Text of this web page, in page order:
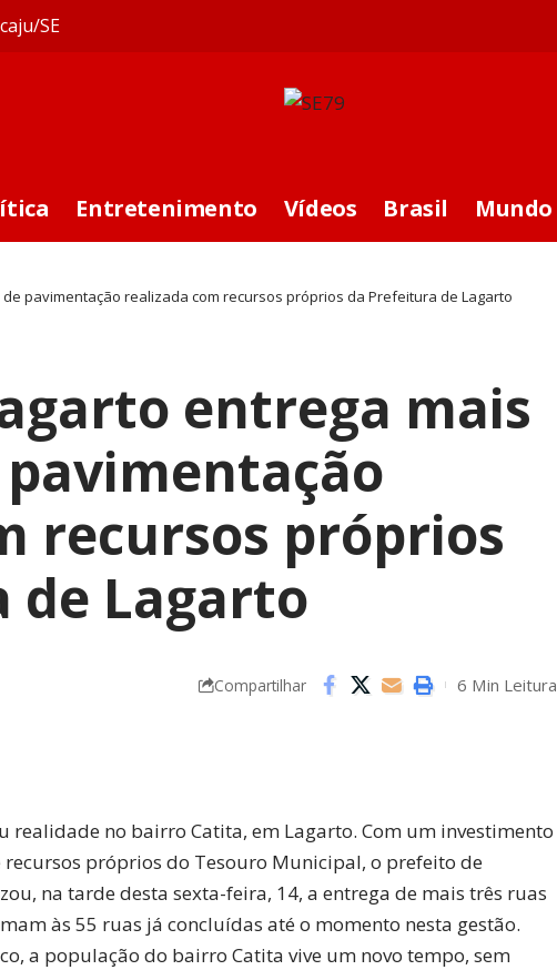
SE
Entretenimento Vídeos Brasil Mundo
pavimentação realizada com recursos próprios da Prefeitura de Lagarto
entrega mais
recursos próprios
de Lagarto
Compartilhar 6 Min Leitura
realidade no bairro Catita, em Lagarto. Com um investimento
recursos próprios do Tesouro Municipal, o prefeito de
na tarde desta sexta-feira, 14, a entrega de mais três ruas
às 55 ruas já concluídas até o momento nesta gestão.
a população do bairro Catita vive um novo tempo, sem